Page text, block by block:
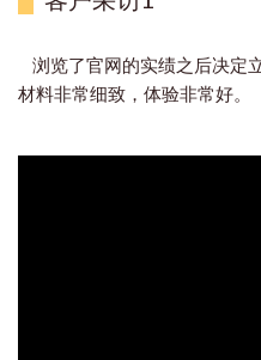
浏览了官网的实绩之后决定
材料非常细致，体验非常好。